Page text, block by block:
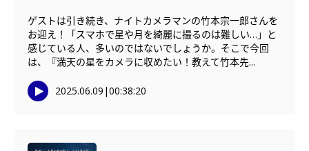
ゲストは引き続き、ナイトカメラマンの竹本宗一郎さんを
お迎え！「スマホで星や月を綺麗に撮るのは難しい…」と
感じている人、多いのではないでしょうか。そこで今回
は、『満天の星をカメラに収めたい！教えて竹本先...
2025.06.09 |00:38:20